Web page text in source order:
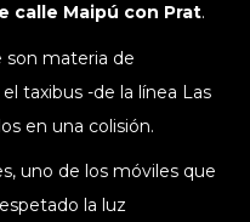
calle Maipú con Prat.
son materia de
taxibus -de la línea Las
en una colisión.
uno de los móviles que
la luz